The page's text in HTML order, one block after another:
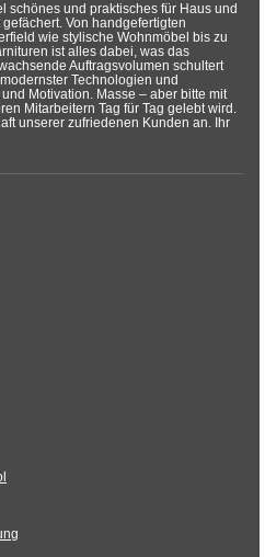
schönes und praktisches für Haus und
Von handgefertigten
wie stylische Wohnmöbel bis zu
ist alles dabei, was das
Auftragsvolumen schultert
Technologien und
Motivation. Masse – aber bitte mit
Mitarbeitern Tag für Tag gelebt wird.
unserer zufriedenen Kunden an. Ihr